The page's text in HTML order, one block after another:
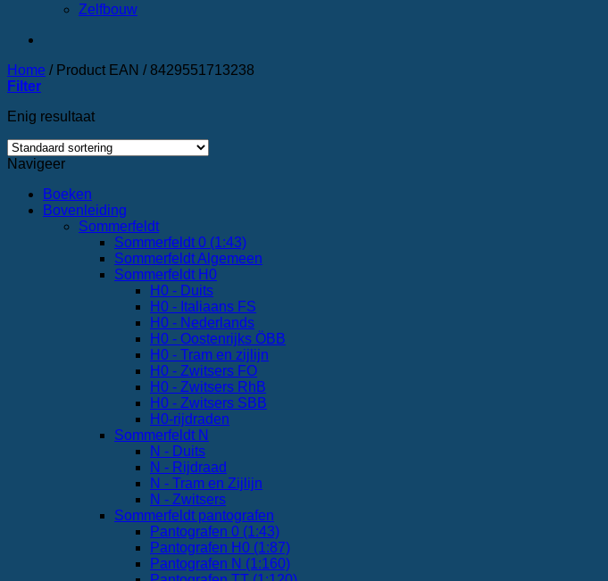
Zelfbouw
Home /Product EAN /8429551713238
Filter
Enig resultaat
Navigeer
Boeken
Bovenleiding
Sommerfeldt
Sommerfeldt 0 (1:43)
Sommerfeldt Algemeen
Sommerfeldt H0
H0 - Duits
H0 - Italiaans FS
H0 - Nederlands
H0 - Oostenrijks ÖBB
H0 - Tram en zijlijn
H0 - Zwitsers FO
H0 - Zwitsers RhB
H0 - Zwitsers SBB
H0-rijdraden
Sommerfeldt N
N - Duits
N - Rijdraad
N - Tram en Zijlijn
N - Zwitsers
Sommerfeldt pantografen
Pantografen 0 (1:43)
Pantografen H0 (1:87)
Pantografen N (1:160)